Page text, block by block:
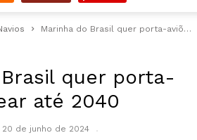
Marinha do Brasil quer porta-aviões nuclear até 2040
quer porta-
até 2040
20 de junho de 2024